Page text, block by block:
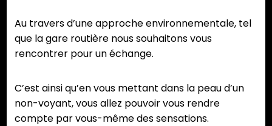
Au travers d’une approche environnementale, tel
que la gare routière nous souhaitons vous
rencontrer pour un échange.
C’est ainsi qu’en vous mettant dans la peau d’un
non-voyant, vous allez pouvoir vous rendre
compte par vous-même des sensations.